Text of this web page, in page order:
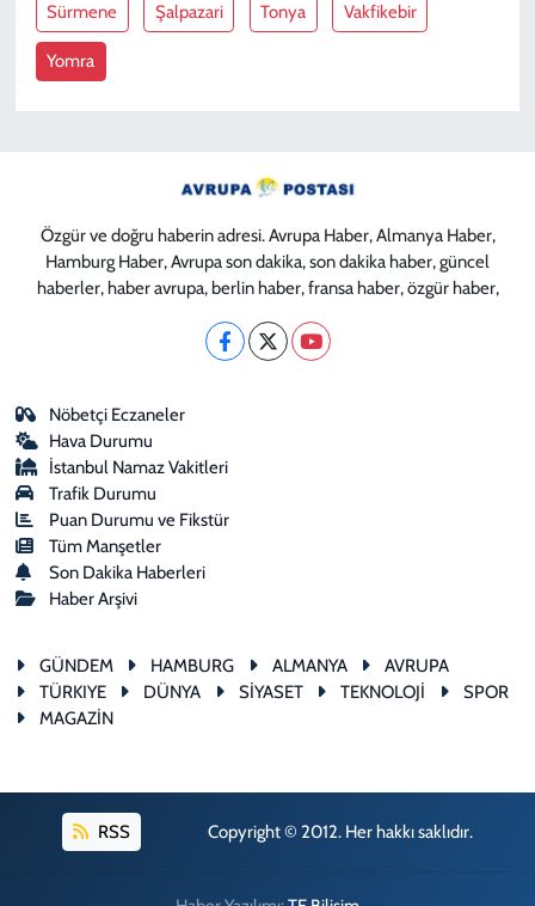
Sürmene Şalpazari Tonya Vakfikebir
Yomra
Özgür ve doğru haberin adresi. Avrupa Haber, Almanya Haber,
Hamburg Haber, Avrupa son dakika, son dakika haber, güncel
haberler, haber avrupa, berlin haber, fransa haber, özgür haber,
Nöbetçi Eczaneler
Hava Durumu
İstanbul Namaz Vakitleri
Trafik Durumu
Puan Durumu ve Fikstür
Tüm Manşetler
Son Dakika Haberleri
Haber Arşivi
GÜNDEM HAMBURG ALMANYA
AVRUPA
TÜRKIYE
DÜNYA SİYASET TEKNOLOJİ
SPOR
MAGAZİN
RSS Copyright © 2012. Her hakkı saklıdır.